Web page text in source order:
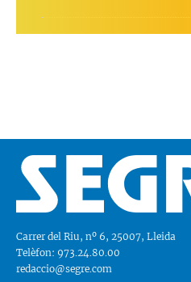
Carrer del Riu, nº 6, 25007, Lleida
Telèfon: 973.24.80.00
redaccio@segre.com